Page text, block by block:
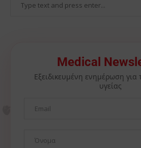
Medical
Εξειδικευμένη ενημέρωση για
υγείας